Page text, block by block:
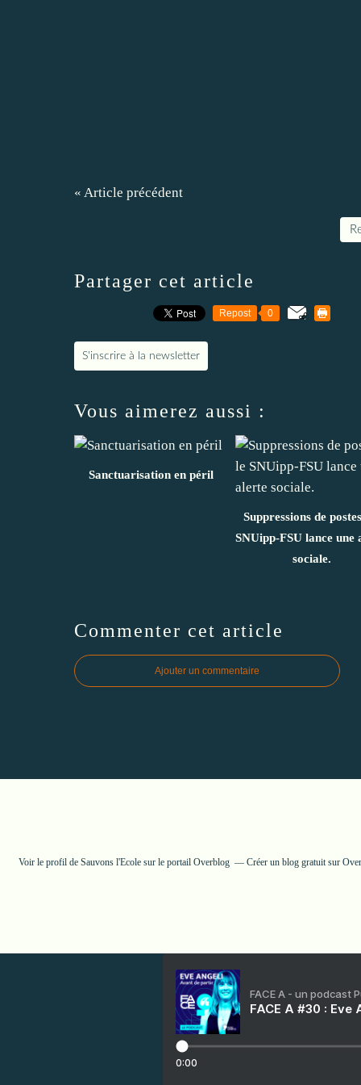
« Article précédent
Partager cet article
Repost 0
S'inscrire à la newsletter
Vous aimerez aussi :
Sanctuarisation en péril
Suppressions de
SNUipp-FSU lance une
sociale.
Commenter cet article
Ajouter un commentaire
Voir le profil de Sauvons l'Ecole sur le portail Overblog Créer un blog gratuit sur
FACE A - un podcast
FACE A #30 :
0:00